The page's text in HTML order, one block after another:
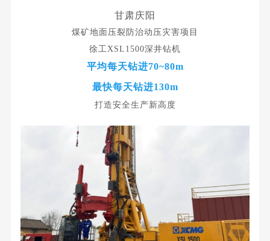
甘肃庆阳
煤矿地面压裂防治动压灾害项目
徐工XSL1500深井钻机
平均每天钻进70~80m
最快每天钻进130m
打造安全生产新高度